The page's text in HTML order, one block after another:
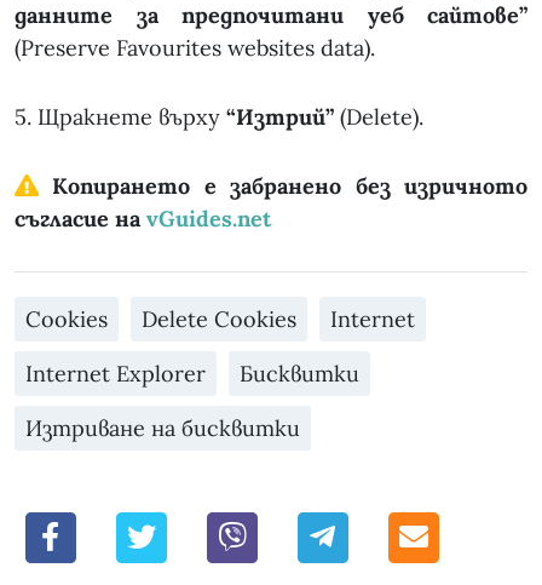
данните за предпочитани уеб сайтове”
(Preserve Favourites websites data).
5. Щракнете върху “Изтрий” (Delete).
Копирането е забранено без изричното
съгласие наvGuides.net
Cookies Delete Cookies
Internet
Internet Explorer
Бисквитки
Изтриване на бисквитки